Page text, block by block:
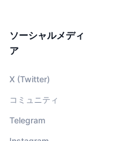
ソーシャルメディ
ア
X (Twitter)
コミュニティ
Telegram